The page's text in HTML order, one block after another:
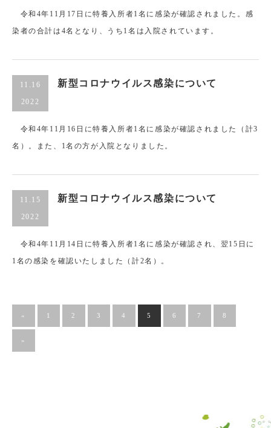
令和4年11月17日に特養入所者1名に感染が確認されました。感
染者の合計は4名となり、うち1名は入院されています。
11.16
2022
新型コロナウイルス感染について
令和4年11月16日に特養入所者1名に感染が確認されました（計3
名）。また、1名の方が入院となりました。
11.15
2022
新型コロナウイルス感染について
令和4年11月14日に特養入所者1名に感染が確認され、翌15日に
1名の感染を確認いたしました（計2名）。
« 1 2 3 4 5 6 7 8
»